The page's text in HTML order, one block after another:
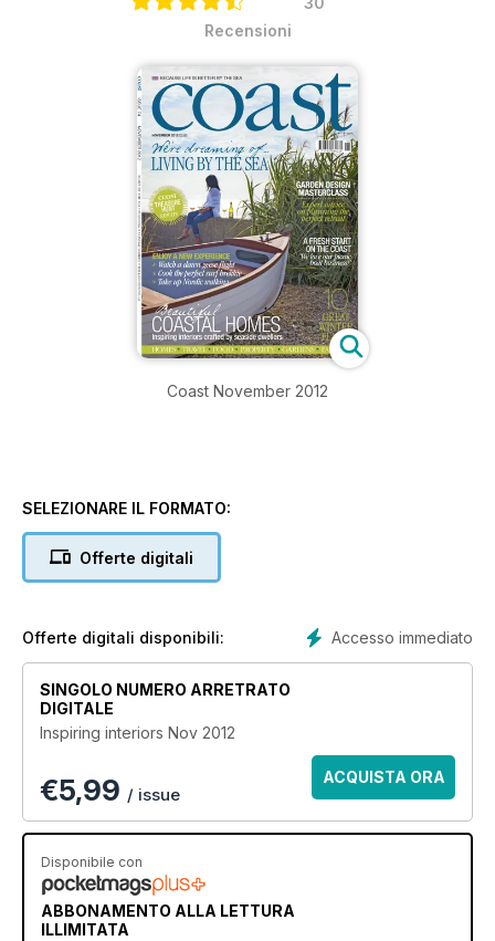
Recensioni
Coast November 2012
SELEZIONARE IL FORMATO:
Offerte digitali
Accesso immediato
Offerte digitali disponibili:
SINGOLO NUMERO ARRETRATO
DIGITALE
Inspiring interiors Nov 2012
€5,99 / issue
ACQUISTA ORA
Disponibile con
ABBONAMENTO ALLA LETTURA
ILLIMITATA